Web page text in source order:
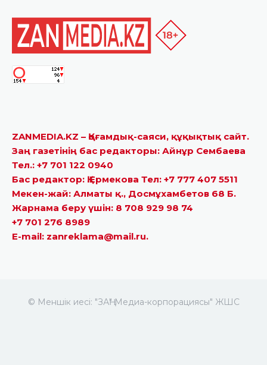
ZANMEDIA.KZ – Қоғамдық-саяси, құқықтық сайт.
Заң газетінің бас редакторы: Айнұр Сембаева
Тел.: +7 701 122 0940
Бас редактор: Қ.Ермекова Тел: +7 777 407 5511
Мекен-жай: Алматы қ., Досмұхамбетов 68 Б.
Жарнама беру үшін: 8 708 929 98 74
+7 701 276 8989
E-mail: zanreklama@mail.ru.
© Меншік иесі: "ЗАҢ" Медиа-корпорациясы" ЖШС